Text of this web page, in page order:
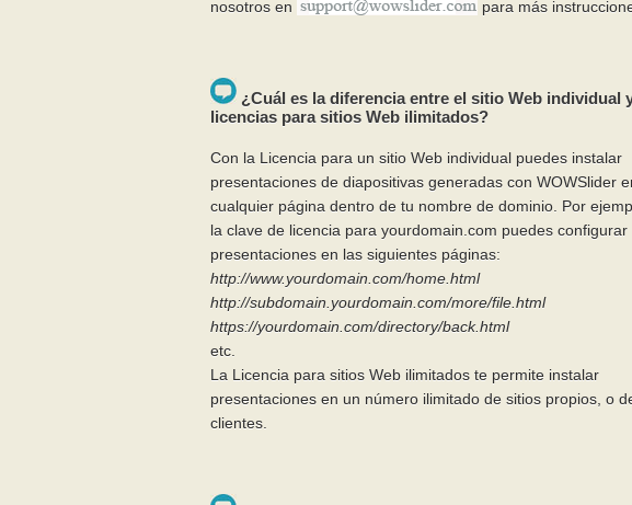
nosotros en
para más
¿Cuál es la diferencia entre el sitio Web individual
licencias para sitios Web ilimitados?
Con la Licencia para un sitio Web individual puedes instalar
presentaciones de diapositivas generadas con WOWSlider
cualquier página dentro de tu nombre de dominio. Por
la clave de licencia para yourdomain.com puedes configurar
presentaciones en las siguientes páginas:
http://www.yourdomain.com/home.html
http://subdomain.yourdomain.com/more/file.html
https://yourdomain.com/directory/back.html
etc.
La Licencia para sitios Web ilimitados te permite instalar
presentaciones en un número ilimitado de sitios propios, o
clientes.